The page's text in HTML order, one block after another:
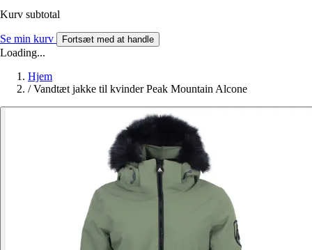
Kurv subtotal
Se min kurv Fortsæt med at handle
Loading...
Hjem
/ Vandtæt jakke til kvinder Peak Mountain Alcone